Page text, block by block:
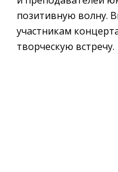
позитивную волну.
участникам
творческую встречу.